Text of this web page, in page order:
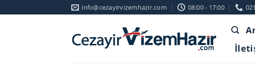
to
info@cezayirvizemhazir.com 08:00 - 17:00